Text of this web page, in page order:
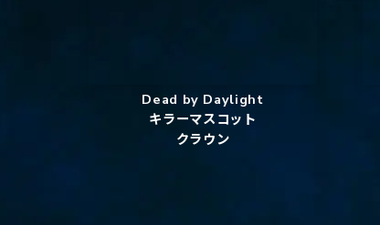
Dead by Daylight
キラーマスコット
クラウン